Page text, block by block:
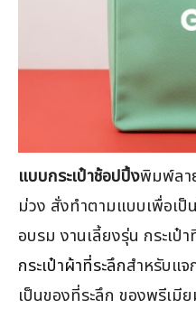
แบบกระเป๋าช้อปปิ้งพิมพ์ลา
ม่วง สั่งทำตามแบบเพื่อเ
อบรม งานเลี้ยงรุ่น กระเป๋
กระเป๋าผ้าที่ระลึกสำหรับแจ
เป็นของที่ระลึก ของพรีเมี